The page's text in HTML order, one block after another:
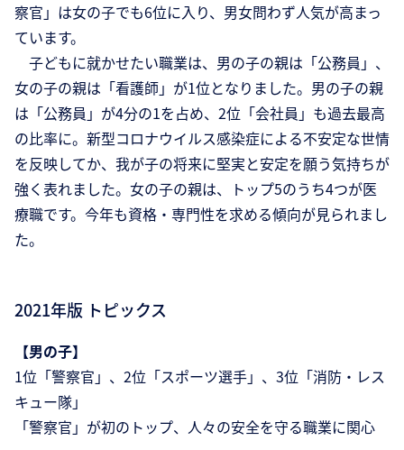
察官」は女の子でも6位に入り、男女問わず人気が高まっ
ています。
子どもに就かせたい職業は、男の子の親は「公務員」、
女の子の親は「看護師」が1位となりました。男の子の親
は「公務員」が4分の1を占め、2位「会社員」も過去最高
の比率に。新型コロナウイルス感染症による不安定な世情
を反映してか、我が子の将来に堅実と安定を願う気持ちが
強く表れました。女の子の親は、トップ5のうち4つが医
療職です。今年も資格・専門性を求める傾向が見られまし
た。
2021年版 トピックス
【男の子】
1位「警察官」、2位「スポーツ選手」、3位「消防・レス
キュー隊」
「警察官」が初のトップ、人々の安全を守る職業に関心